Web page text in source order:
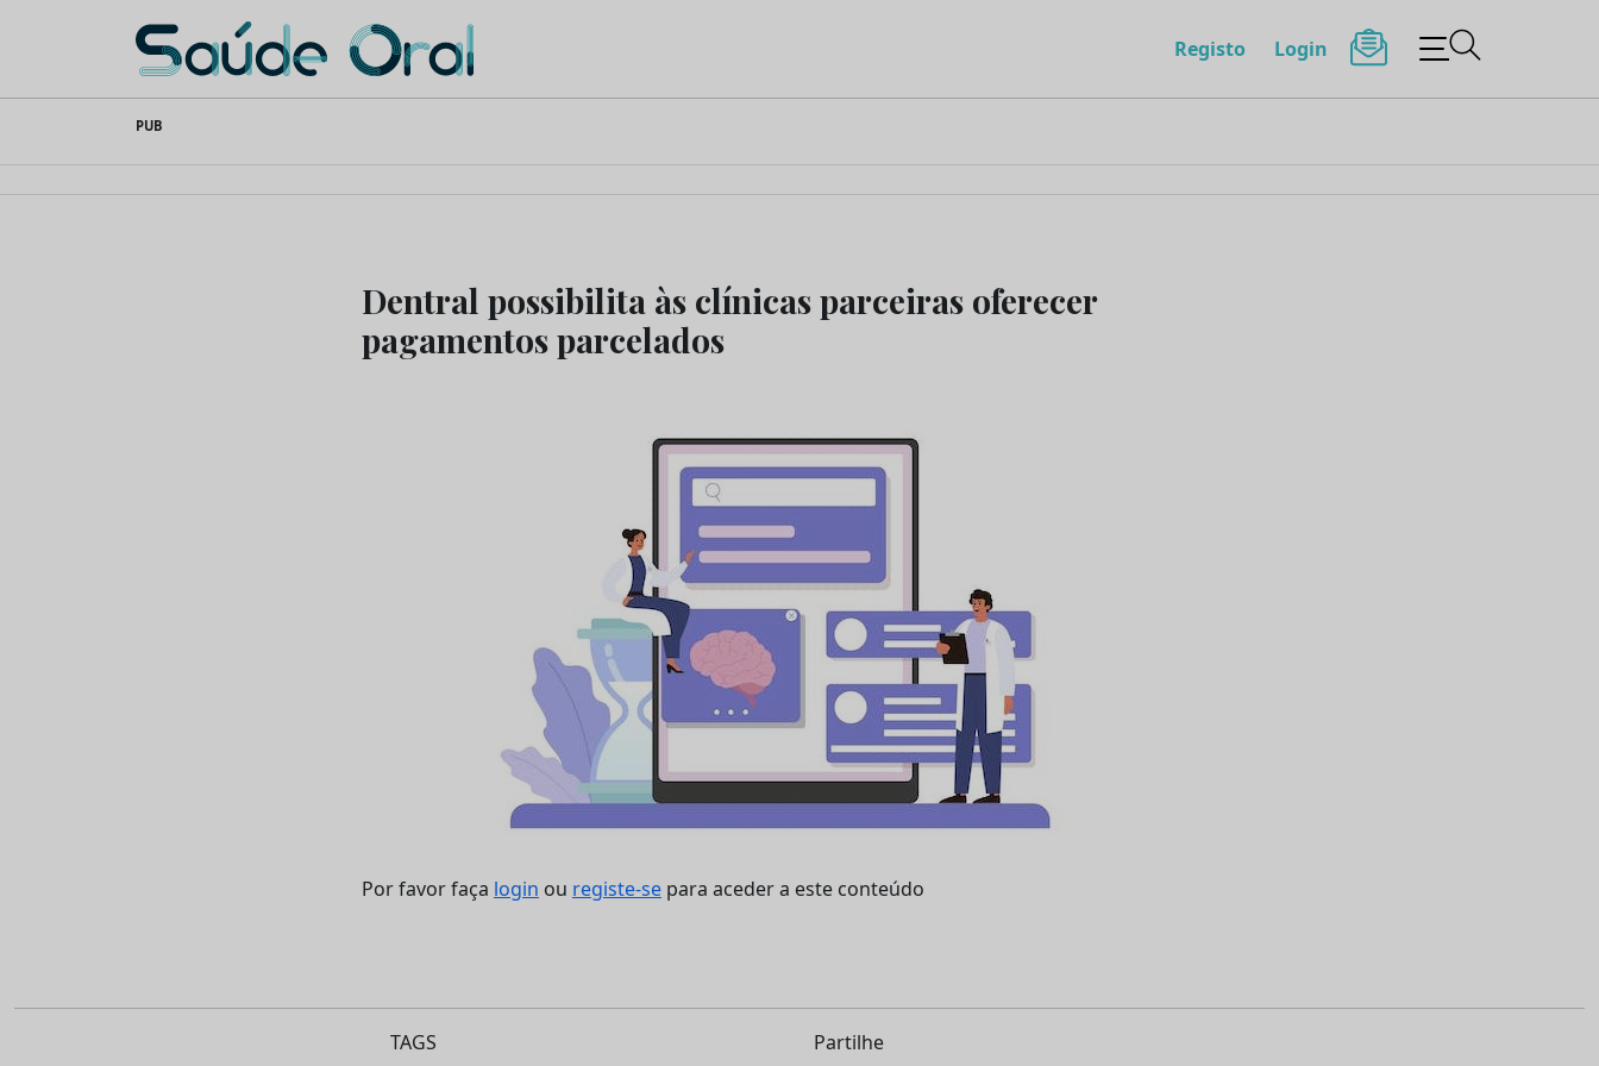
content
Saúde Oral Registo Login
PUB
Dentral possibilita às clínicas parceiras oferecer
pagamentos parcelados
Por favor faça login ou registe-se para aceder a este conteúdo
TAGS Partilhe